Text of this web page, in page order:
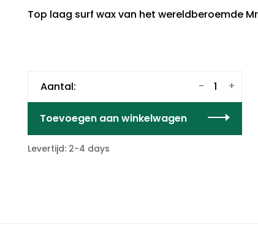
Top laag surf wax van het wereldberoemde Mr
Aantal: +
-
Toevoegen aan winkelwagen
Levertijd: 2-4 days